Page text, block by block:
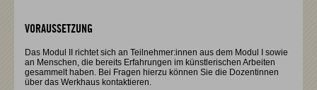
VORAUSSETZUNG
Das Modul II richtet sich an Teilnehmer:innen aus dem Modul I sowie
an Menschen, die bereits Erfahrungen im künstlerischen Arbeiten
gesammelt haben. Bei Fragen hierzu können Sie die Dozentinnen
über das Werkhaus kontaktieren.